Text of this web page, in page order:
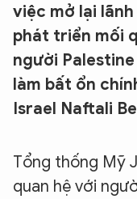
việc mở lại
phát triển mối
người
làm bất ổn
Israel Naftali
Tổng thống Mỹ
quan hệ với